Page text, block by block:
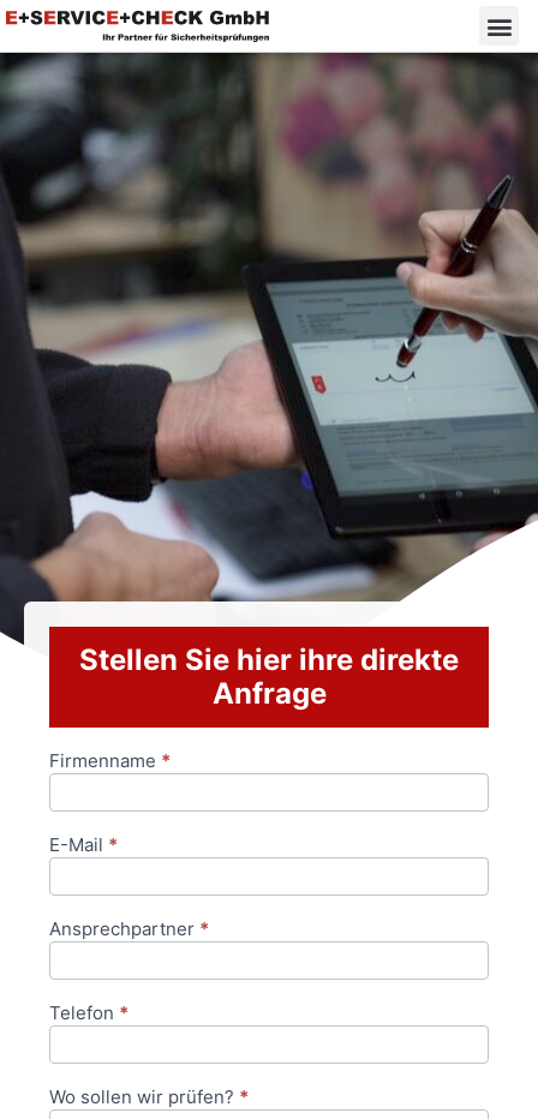
Stellen Sie hier ihre direkte
Anfrage
Anfrageformular
Firmenname *
E-Mail *
Ansprechpartner *
Telefon *
Wo sollen wir prüfen? *